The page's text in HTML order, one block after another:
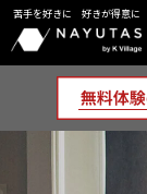
苦手を好きに 好きが得意に